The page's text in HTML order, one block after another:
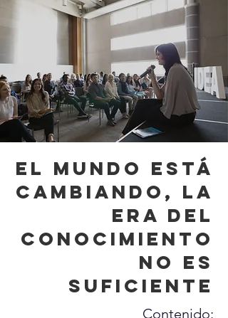
EL MUNDO ESTÁ
CAMBIANDO, LA
ERA DEL
CONOCIMIENTO
NO ES
SUFICIENTE
Contenido: